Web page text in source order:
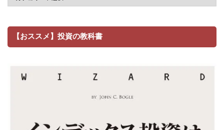
【おススメ】投資の教科書